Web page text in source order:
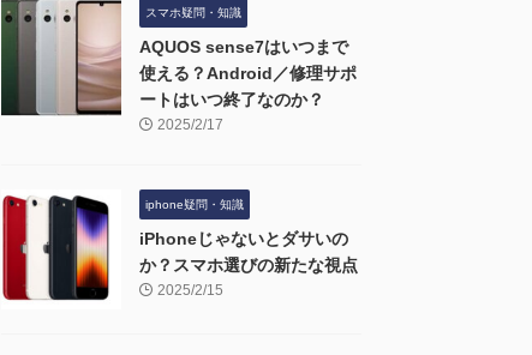
スマホ疑問・知識
AQUOS sense7はいつまで
使える？Android／修理サポ
ートはいつ終了なのか？
2025/2/17
iphone疑問・知識
iPhoneじゃないとダサいの
か？スマホ選びの新たな視点
2025/2/15